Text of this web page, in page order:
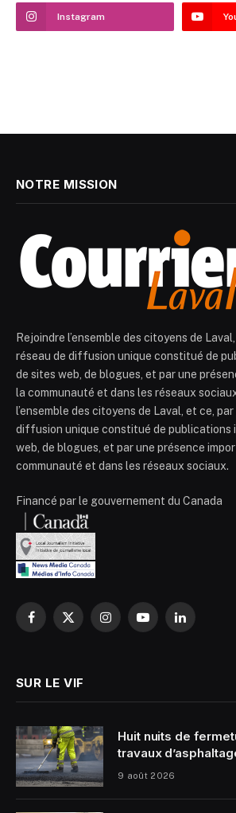
Instagram
NOTRE MISSION
Rejoindre l’ensemble des citoyens de
réseau de diffusion unique constitué de
de sites web, de blogues, et par une
la communauté et dans les réseaux
l’ensemble des citoyens de Laval, et ce,
diffusion unique constitué de publications
web, de blogues, et par une présence
communauté et dans les réseaux sociaux.
Financé par le gouvernement du Canada
Facebook
X
InstagramYouTubeLinkedIn
SUR LE VIF
Huit nuits de
travaux
9 août 2026